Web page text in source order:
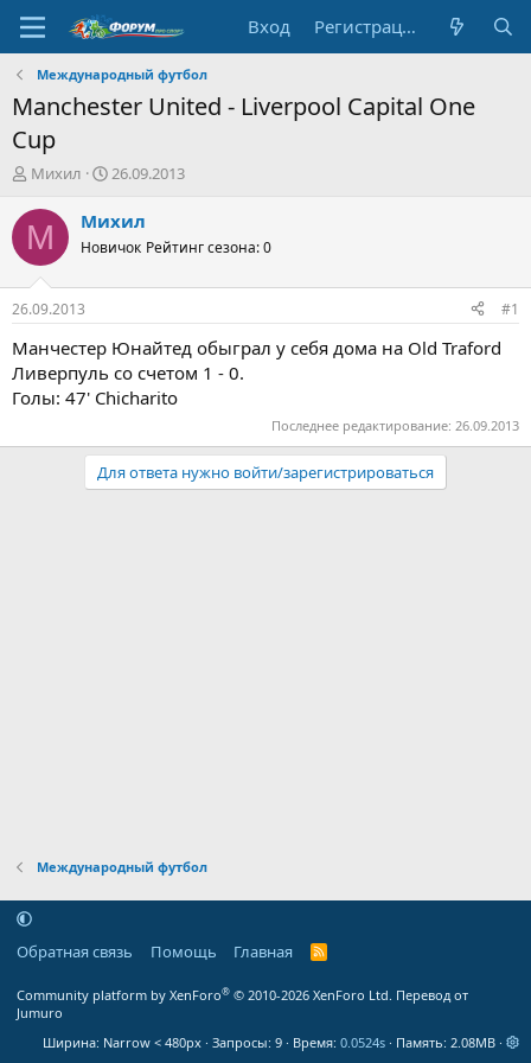
Вход Регистрация
Международный футбол
Manchester United - Liverpool Capital One
Cup
А
т
о
т
е
м
ы
Михил
Д
т
н
а
л
26.09.2013
М Михил
Новичок Рейтинг сезона: 0
26.09.2013 #1
Манчестер Юнайтед обыграл у себя дома на Old Traford
Ливерпуль со счетом 1 - 0.
Голы: 47' Chicharito
Последнее редактирование: 26.09.2013
Для ответа нужно войти/зарегистрироваться
Международный футбол
Обратная связь Помощь Главная
R
Community platform by XenForo® © 2010-2026 XenForo Ltd. Перевод от
Jumuro
Ширина
Запросы 9 Время 0.0524s Память 2.08MB